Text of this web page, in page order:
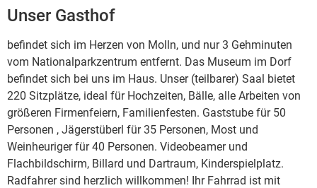
Unser Gasthof
befindet sich im Herzen von Molln, und nur 3 Gehminuten
vom Nationalparkzentrum entfernt. Das Museum im Dorf
befindet sich bei uns im Haus. Unser (teilbarer) Saal bietet
220 Sitzplätze, ideal für Hochzeiten, Bälle, alle Arbeiten von
größeren Firmenfeiern, Familienfesten. Gaststube für 50
Personen , Jägerstüberl für 35 Personen, Most und
Weinheuriger für 40 Personen. Videobeamer und
Flachbildschirm, Billard und Dartraum, Kinderspielplatz.
Radfahrer sind herzlich willkommen! Ihr Fahrrad ist mit